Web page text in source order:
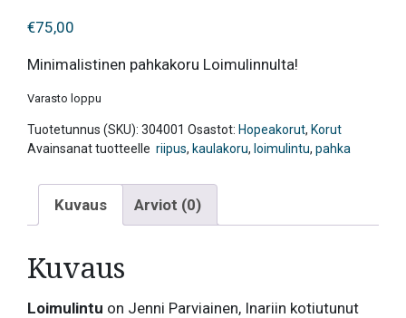
€75,00
Minimalistinen pahkakoru Loimulinnulta!
Varasto loppu
Tuotetunnus (SKU): 304001 Osastot: Hopeakorut, Korut
Avainsanat tuotteelle riipus, kaulakoru, loimulintu, pahka
Kuvaus Arviot (0)
Kuvaus
Loimulintu on Jenni Parviainen, Inariin kotiutunut